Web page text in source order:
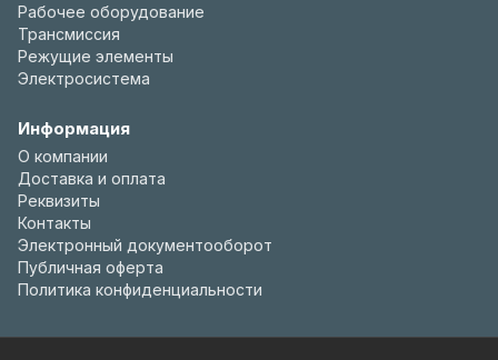
Рабочее оборудование
Трансмиссия
Режущие элементы
Электросистема
Информация
О компании
Доставка и оплата
Реквизиты
Контакты
Электронный документооборот
Публичная оферта
Политика конфиденциальности